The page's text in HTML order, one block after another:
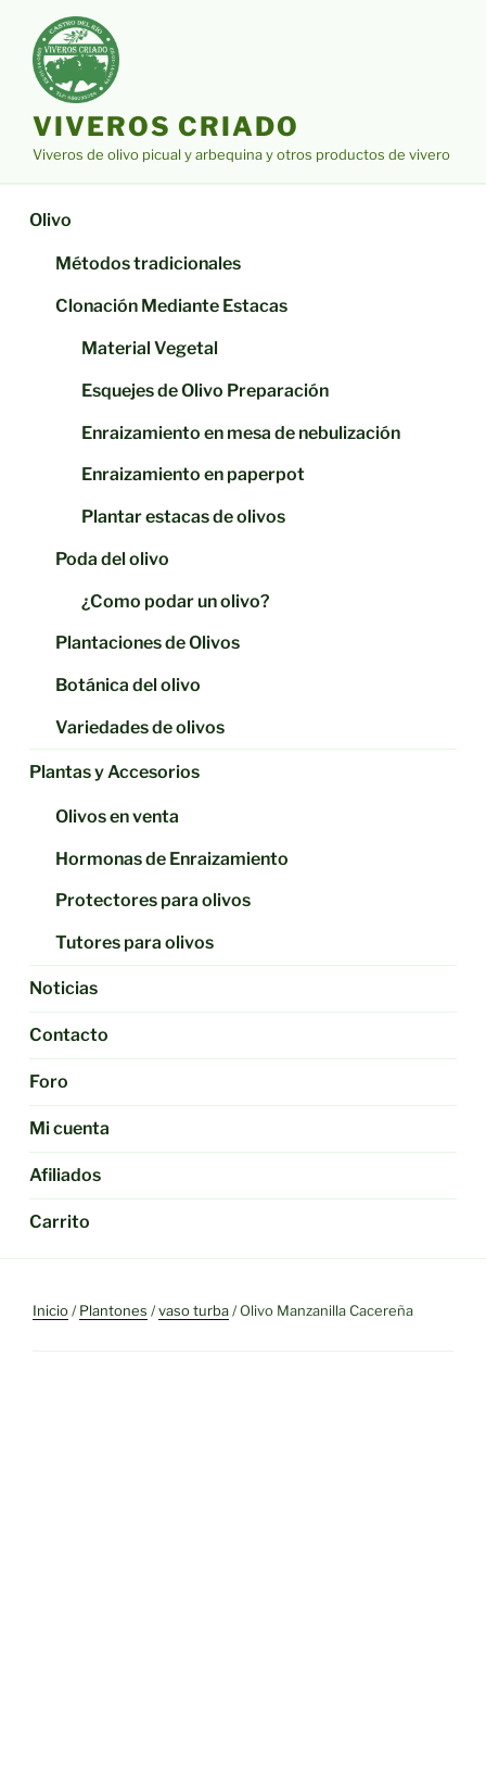
contenido
VIVEROS CRIADO
Viveros de olivo picual y arbequina y otros productos de vivero
Olivo
Métodos tradicionales
Clonación Mediante Estacas
Material Vegetal
Esquejes de Olivo Preparación
Enraizamiento en mesa de nebulización
Enraizamiento en paperpot
Plantar estacas de olivos
Poda del olivo
¿Como podar un olivo?
Plantaciones de Olivos
Botánica del olivo
Variedades de olivos
Plantas y Accesorios
Olivos en venta
Hormonas de Enraizamiento
Protectores para olivos
Tutores para olivos
Noticias
Contacto
Foro
Mi cuenta
Afiliados
Carrito
Inicio/Plantones /vaso turba/ Olivo Manzanilla Cacereña